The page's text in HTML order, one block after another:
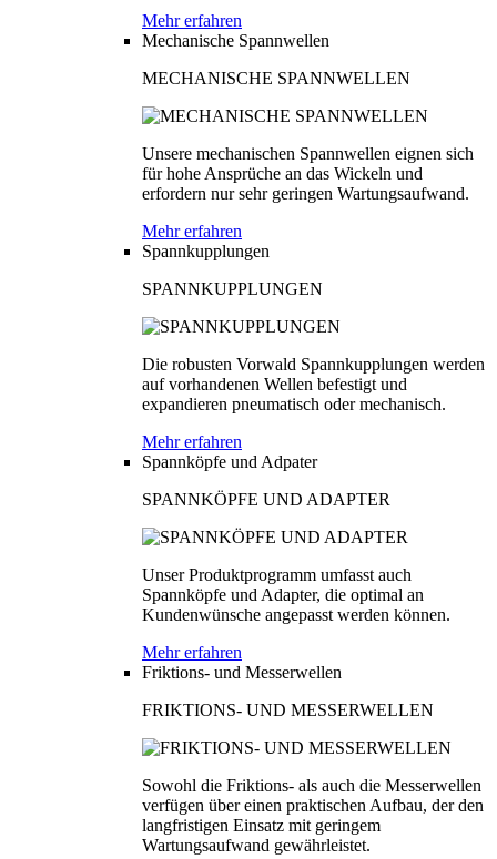
Mehr erfahren
Mechanische Spannwellen
MECHANISCHE SPANNWELLEN
Unsere mechanischen Spannwellen eignen sich
für hohe Ansprüche an das Wickeln und
erfordern nur sehr geringen Wartungsaufwand.
Mehr erfahren
Spannkupplungen
SPANNKUPPLUNGEN
Die robusten Vorwald Spannkupplungen werden
auf vorhandenen Wellen befestigt und
expandieren pneumatisch oder mechanisch.
Mehr erfahren
Spannköpfe und Adpater
SPANNKÖPFE UND ADAPTER
Unser Produktprogramm umfasst auch
Spannköpfe und Adapter, die optimal an
Kundenwünsche angepasst werden können.
Mehr erfahren
Friktions- und Messerwellen
FRIKTIONS- UND MESSERWELLEN
Sowohl die Friktions- als auch die Messerwellen
verfügen über einen praktischen Aufbau, der den
langfristigen Einsatz mit geringem
Wartungsaufwand gewährleistet.